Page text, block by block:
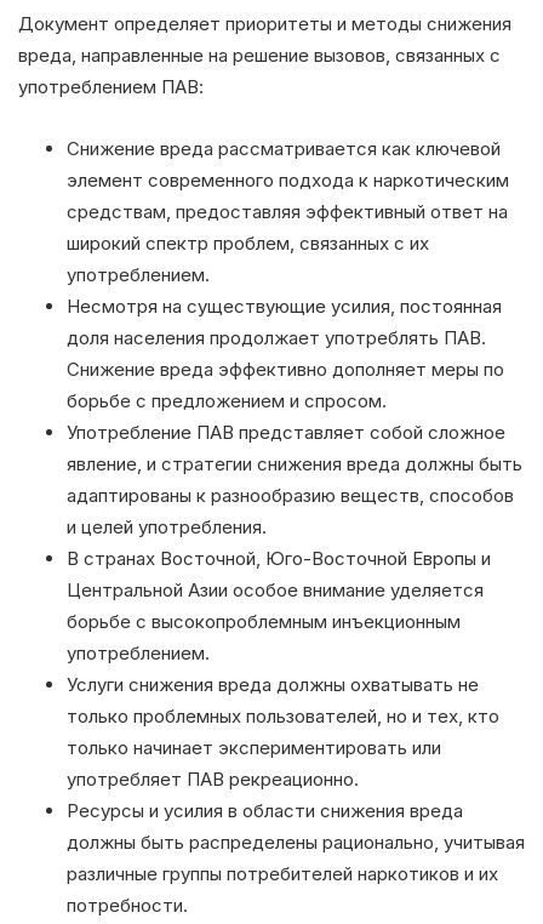
Документ определяет приоритеты и методы снижения
вреда, направленные на решение вызовов, связанных с
употреблением ПАВ:
Снижение вреда рассматривается как ключевой
элемент современного подхода к наркотическим
средствам, предоставляя эффективный ответ на
широкий спектр проблем, связанных с их
употреблением.
Несмотря на существующие усилия, постоянная
доля населения продолжает употреблять ПАВ.
Снижение вреда эффективно дополняет меры по
борьбе с предложением и спросом.
Употребление ПАВ представляет собой сложное
явление, и стратегии снижения вреда должны быть
адаптированы к разнообразию веществ, способов
и целей употребления.
В странах Восточной, Юго-Восточной Европы и
Центральной Азии особое внимание уделяется
борьбе с высокопроблемным инъекционным
употреблением.
Услуги снижения вреда должны охватывать не
только проблемных пользователей, но и тех, кто
только начинает экспериментировать или
употребляет ПАВ рекреационно.
Ресурсы и усилия в области снижения вреда
должны быть распределены рационально, учитывая
различные группы потребителей наркотиков и их
потребности.